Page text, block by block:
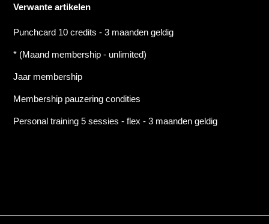
Verwante artikelen
Punchcard 10 credits - 3 maanden geldig
* (Maand membership - unlimited)
Jaar membership
Membership pauzering condities
Personal training 5 sessies - flex - 3 maanden geldig